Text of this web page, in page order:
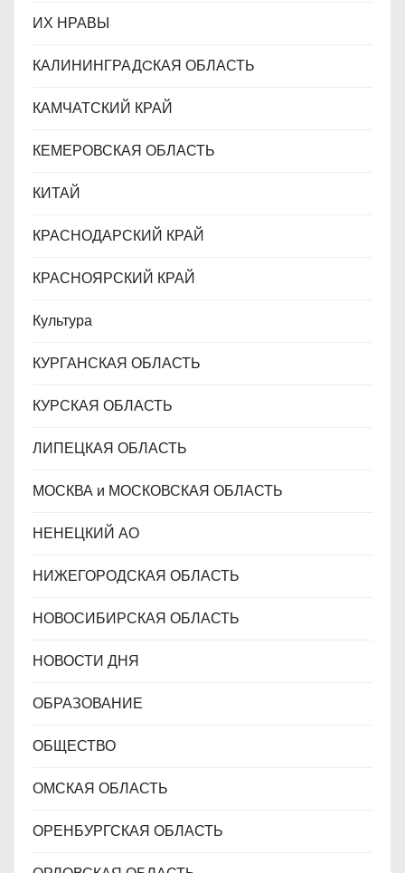
ИХ НРАВЫ
КАЛИНИНГРАДCКАЯ ОБЛАСТЬ
КАМЧАТСКИЙ КРАЙ
КЕМЕРОВСКАЯ ОБЛАСТЬ
КИТАЙ
КРАСНОДАРСКИЙ КРАЙ
КРАСНОЯРСКИЙ КРАЙ
Культура
КУРГАНСКАЯ ОБЛАСТЬ
КУРСКАЯ ОБЛАСТЬ
ЛИПЕЦКАЯ ОБЛАСТЬ
МОСКВА и МОСКОВСКАЯ ОБЛАСТЬ
НЕНЕЦКИЙ АО
НИЖЕГОРОДСКАЯ ОБЛАСТЬ
НОВОСИБИРСКАЯ ОБЛАСТЬ
НОВОСТИ ДНЯ
ОБРАЗОВАНИЕ
ОБЩЕСТВО
ОМСКАЯ ОБЛАСТЬ
ОРЕНБУРГСКАЯ ОБЛАСТЬ